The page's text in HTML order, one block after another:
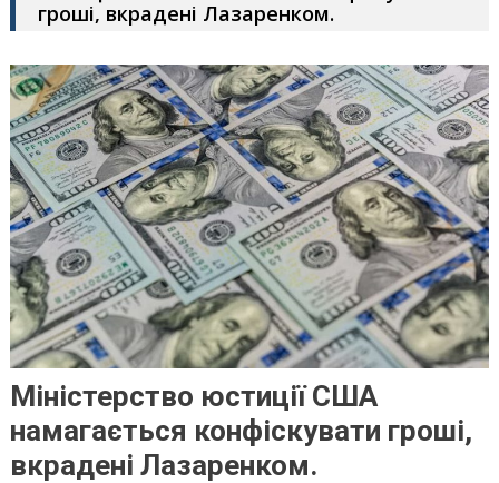
гроші, вкрадені Лазаренком.
Міністерство юстиції США
намагається конфіскувати гроші,
вкрадені Лазаренком.